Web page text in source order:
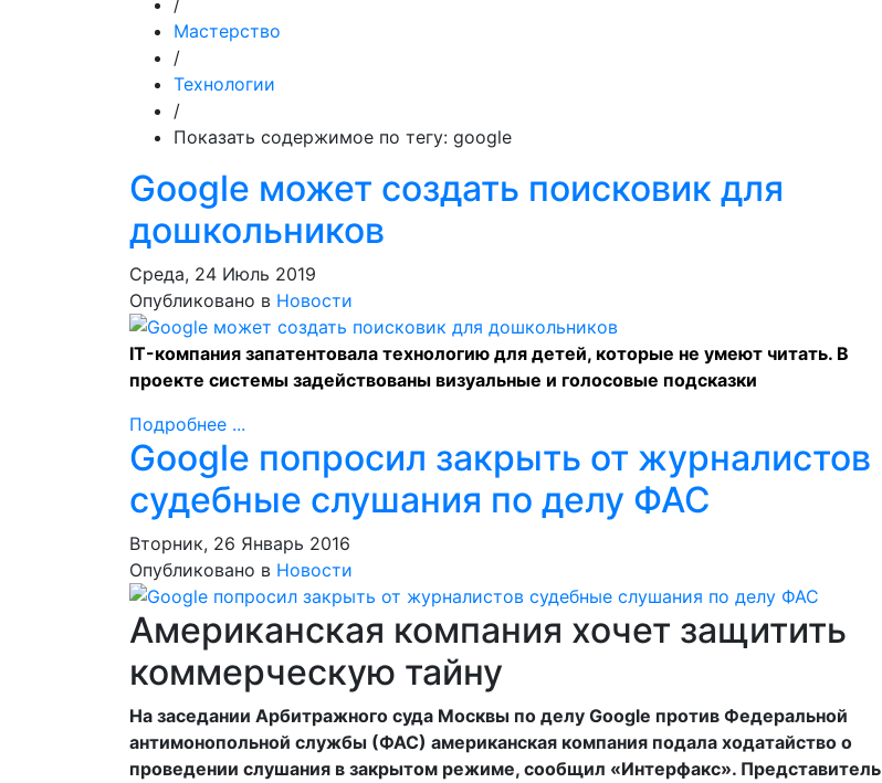
/
Мастерство
/
Технологии
/
Показать содержимое по тегу: google
Google может создать поисковик для
дошкольников
Среда, 24 Июль 2019
Опубликовано в Новости
IT-компания запатентовала технологию для детей, которые не умеют читать. В
проекте системы задействованы визуальные и голосовые подсказки
Подробнее ...
Google попросил закрыть от журналистов
судебные слушания по делу ФАС
Вторник, 26 Январь 2016
Опубликовано в Новости
Американская компания хочет защитить
коммерческую тайну
На заседании Арбитражного суда Москвы по делу Google против Федеральной
антимонопольной службы (ФАС) американская компания подала ходатайство о
проведении слушания в закрытом режиме, сообщил «Интерфакс». Представитель